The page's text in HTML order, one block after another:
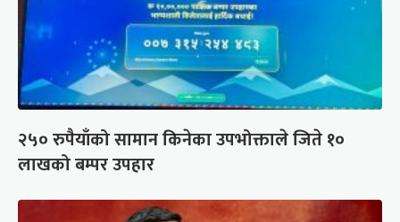
२५० रुपैयाँको सामान किनेका उपभोक्ताले जिते १०
लाखको बम्पर उपहार